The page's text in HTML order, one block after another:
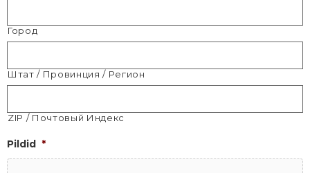
Город
Штат / Провинция / Регион
ZIP / Почтовый Индекс
Pildid *